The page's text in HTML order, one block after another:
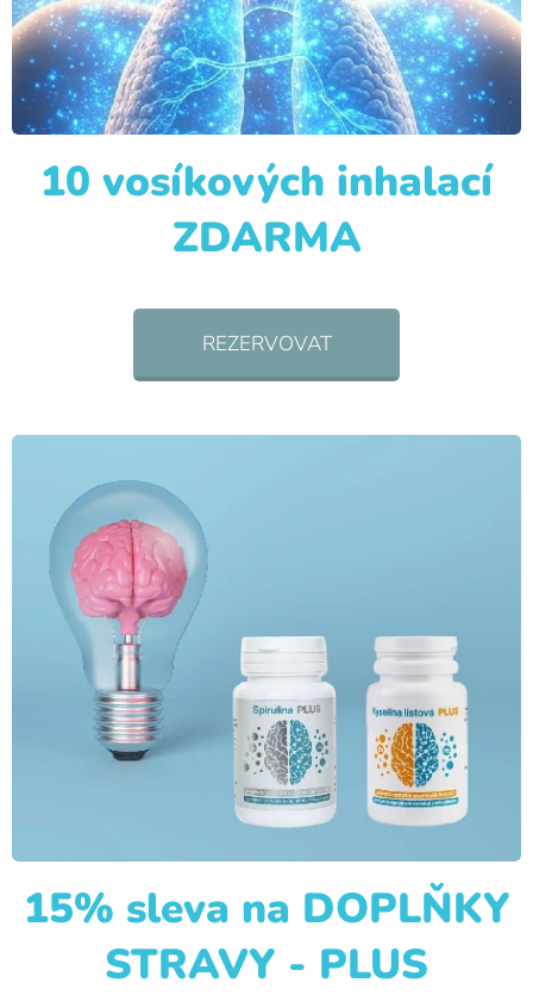
10 vosíkových inhalací
ZDARMA
REZERVOVAT
15% sleva na DOPLŇKY
STRAVY - PLUS